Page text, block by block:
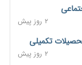
۲ روز پیش
تکمیلی
۲ روز پیش